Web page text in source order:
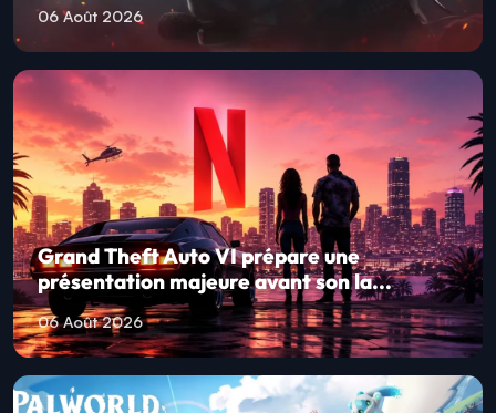
06 Août 2026
Grand Theft Auto VI prépare une
présentation majeure avant son la...
06 Août 2026